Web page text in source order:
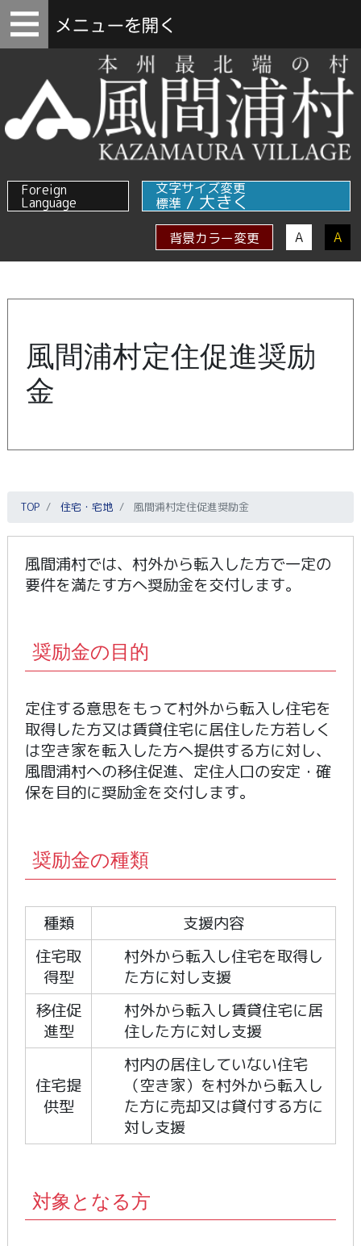
Foreign
Language
文字サイズ変更
標準 / 大きく
背景カラー変更 A A
風間浦村定住促進奨励
金
TOP 住宅・宅地 風間浦村定住促進奨励金
風間浦村では、村外から転入した方で一定の
要件を満たす方へ奨励金を交付します。
奨励金の目的
定住する意思をもって村外から転入し住宅を
取得した方又は賃貸住宅に居住した方若しく
は空き家を転入した方へ提供する方に対し、
風間浦村への移住促進、定住人口の安定・確
保を目的に奨励金を交付します。
奨励金の種類
種類
支援内容
住宅取
得型
村外から転入し住宅を取得し
た方に対し支援
移住促
進型
村外から転入し賃貸住宅に居
住した方に対し支援
住宅提
供型
村内の居住していない住宅
（空き家）を村外から転入し
た方に売却又は貸付する方に
対し支援
対象となる方